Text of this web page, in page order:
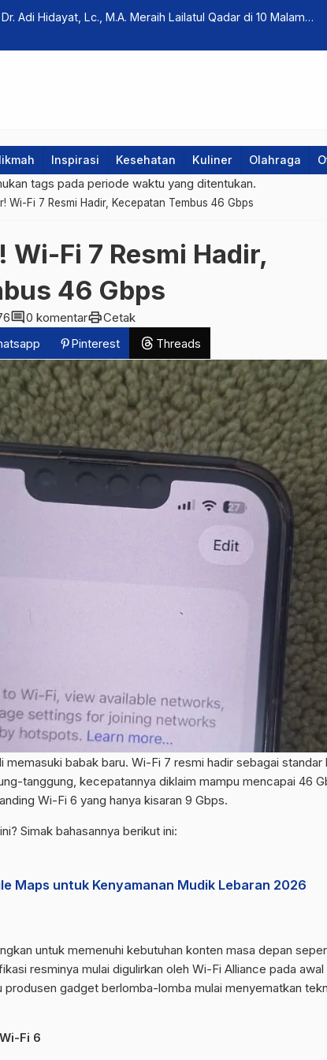
Adi Hidayat, Lc., M.A. Meraih Lailatul Qadar di 10 Malam
Inspirasi Kesehatan Kuliner Olahraga
tags pada periode waktu yang ditentukan.
Wi-Fi 7 Resmi Hadir, Kecepatan Tembus 46 Gbps
Fi 7 Resmi Hadir,
46 Gbps
comment0 komentarprintCetak
Pinterest Threads
memasuki babak baru. Wi-Fi 7 resmi hadir sebagai standar
tanggung, kecepatannya diklaim mampu mencapai 46
Wi-Fi 6 yang hanya kisaran 9 Gbps.
Simak bahasannya berikut ini:
Maps untuk Kenyamanan Mudik Lebaran 2026
untuk memenuhi kebutuhan konten masa depan
resminya mulai digulirkan oleh Wi-Fi Alliance pada awal
gadget berlomba-lomba mulai menyematkan
Fi 6